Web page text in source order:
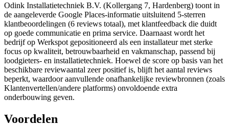
Odink Installatietechniek B.V. (Kollergang 7, Hardenberg) toont in
de aangeleverde Google Places-informatie uitsluitend 5-sterren
klantbeoordelingen (6 reviews totaal), met klantfeedback die duidt
op goede communicatie en prima service. Daarnaast wordt het
bedrijf op Werkspot gepositioneerd als een installateur met sterke
focus op kwaliteit, betrouwbaarheid en vakmanschap, passend bij
loodgieters- en installatietechniek. Hoewel de score op basis van het
beschikbare reviewaantal zeer positief is, blijft het aantal reviews
beperkt, waardoor aanvullende onafhankelijke reviewbronnen (zoals
Klantenvertellen/andere platforms) onvoldoende extra
onderbouwing geven.
Voordelen